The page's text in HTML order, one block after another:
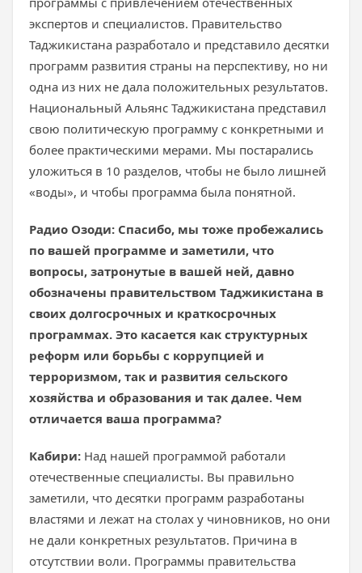
экспертов и специалистов. Правительство
Таджикистана разработало и представило десятки
программ развития страны на перспективу, но ни
одна из них не дала положительных результатов.
Национальный Альянс Таджикистана представил
свою политическую программу с конкретными и
более практическими мерами. Мы постарались
уложиться в 10 разделов, чтобы не было лишней
«воды», и чтобы программа была понятной.
Радио Озоди: Спасибо, мы тоже пробежались
по вашей программе и заметили, что
вопросы, затронутые в вашей ней, давно
обозначены правительством Таджикистана в
своих долгосрочных и краткосрочных
программах. Это касается как структурных
реформ или борьбы с коррупцией и
терроризмом, так и развития сельского
хозяйства и образования и так далее. Чем
отличается ваша программа?
Кабири: Над нашей программой работали
отечественные специалисты. Вы правильно
заметили, что десятки программ разработаны
властями и лежат на столах у чиновников, но они
не дали конкретных результатов. Причина в
отсутствии воли. Программы правительства